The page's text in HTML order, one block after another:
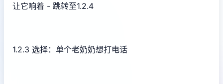
让它响着 - 跳转至1.2.4
1.2.3 选择：单个老奶奶想打电话